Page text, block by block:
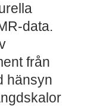
data.
från
hänsyn